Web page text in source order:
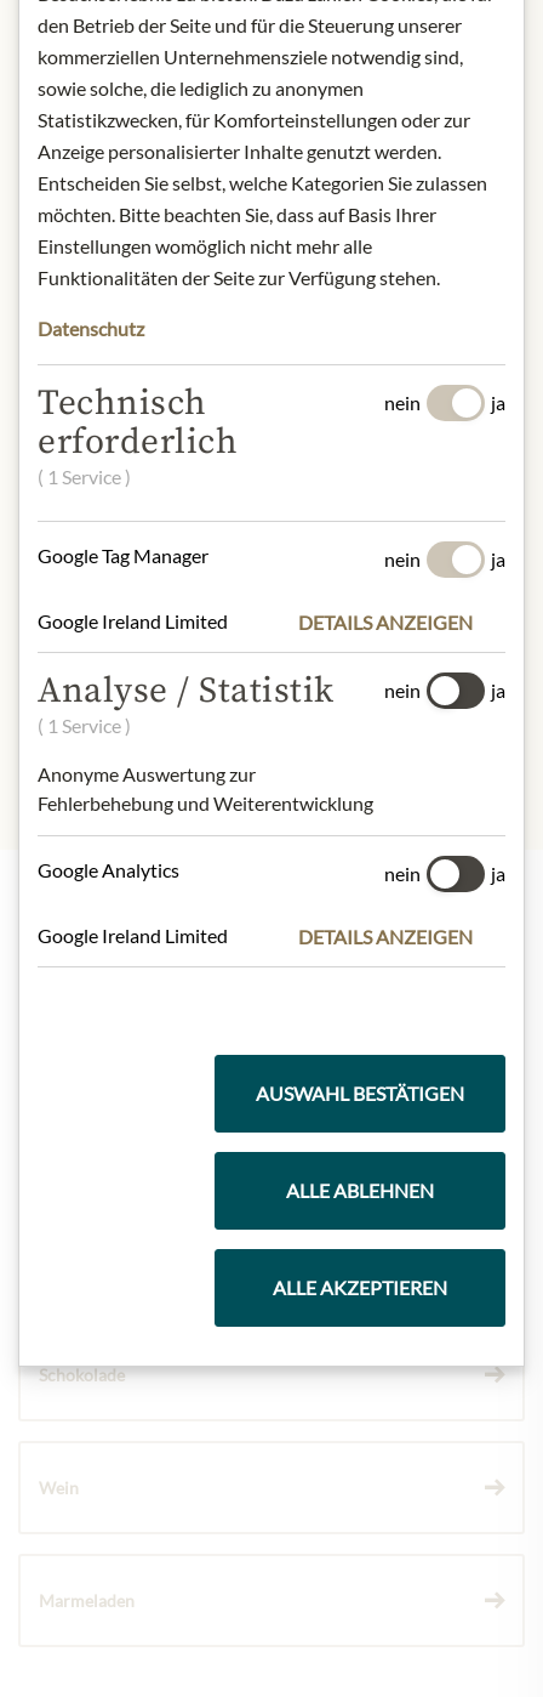
BESCHREIBUNG
Rebsorte:100% Grüner Veltliner
Reifung:Mindestens 15 Monate auf
der Hefe
Typus:Brut Nature - 1,2 g/l
Restzucker / 7 g/l Säure
Alkoholgehalt:11,5% vol.
Ideale Serviertemperatur:
6°C in
einem Glas mit breiter Schale
Lagerung: Kühl und dunkel, bis zu 5
Kontakt: Christina Hugl / Sekt & Pet-
Nat / 3550 Langenlois, Gartenzeile 1 /
E-Mail: info@christinahugl.at / Tel.:
+43 650 7427151
* Wir bitten um Verständnis, dass das
abweichen kann.
ZUTATEN & ALLERGENE
Schwefeldioxid und -erzeugnisse
Highlights aus unserem Sortiment
Schokolade
Wein
Marmeladen
den Betrieb der Seite und für die Steuerung unserer
kommerziellen Unternehmensziele notwendig sind,
sowie solche, die lediglich zu anonymen
Statistikzwecken, für Komforteinstellungen oder zur
Anzeige personalisierter Inhalte genutzt werden.
Entscheiden Sie selbst, welche Kategorien Sie zulassen
möchten. Bitte beachten Sie, dass auf Basis Ihrer
Einstellungen womöglich nicht mehr alle
Funktionalitäten der Seite zur Verfügung stehen.
Datenschutz
Technisch
erforderlich
( 1 Service )
nein ja
Google Tag Manager nein ja
Google Ireland Limited DETAILS ANZEIGEN
Analyse / Statistik
( 1 Service )
Anonyme Auswertung zur
Fehlerbehebung und Weiterentwicklung
nein ja
Google Analytics nein ja
Google Ireland Limited DETAILS ANZEIGEN
AUSWAHL BESTÄTIGEN
ALLE ABLEHNEN
ALLE AKZEPTIEREN